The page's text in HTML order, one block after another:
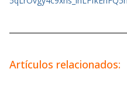
Artículos relacionados: